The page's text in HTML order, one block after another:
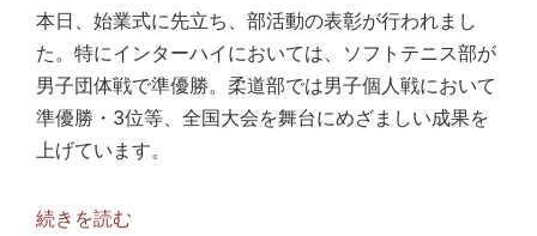
本日、始業式に先立ち、部活動の表彰が行われまし
た。特にインターハイにおいては、ソフトテニス部が
男子団体戦で準優勝。柔道部では男子個人戦において
準優勝・3位等、全国大会を舞台にめざましい成果を
上げています。
続きを読む